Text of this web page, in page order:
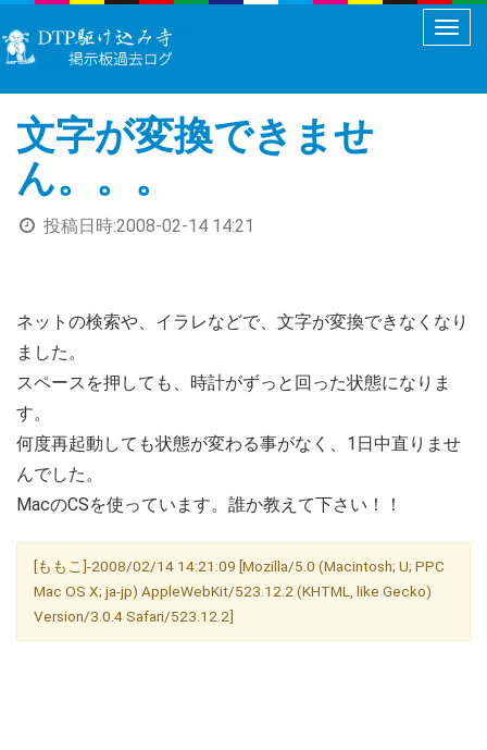
メ
ュ
文字が変換できませ
ん。。。
投稿日時:2008-02-14 14:21
ネットの検索や、イラレなどで、文字が変換できなくなり
ました。
スペースを押しても、時計がずっと回った状態になりま
す。
何度再起動しても状態が変わる事がなく、1日中直りませ
んでした。
MacのCSを使っています。誰か教えて下さい！！
[ももこ]-2008/02/14 14:21:09 [Mozilla/5.0 (Macintosh; U; PPC
Mac OS X; ja-jp) AppleWebKit/523.12.2 (KHTML, like Gecko)
Version/3.0.4 Safari/523.12.2]